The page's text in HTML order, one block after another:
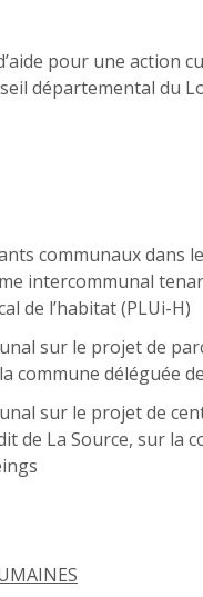
pour une action
départemental du
communaux dans
intercommunal
de l’habitat (PLUi-H)
sur le projet de
commune déléguée
sur le projet de
de La Source, sur la